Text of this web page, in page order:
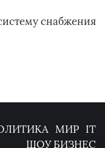
снабжения
МИР IT
ШОУ БИЗНЕС